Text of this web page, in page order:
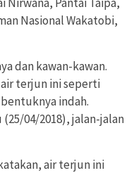
Nasional Wakatobi,
dan kawan-kawan.
terjun ini seperti
indah.
04/2018), jalan-jalan
air terjun ini